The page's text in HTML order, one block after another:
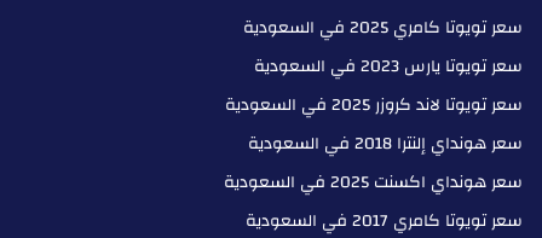
سعر تويوتا كامري 2025 في السعودية
سعر تويوتا يارس 2023 في السعودية
سعر تويوتا لاند كروزر 2025 في السعودية
سعر هونداي إلنترا 2018 في السعودية
سعر هونداي اكسنت 2025 في السعودية
سعر تويوتا كامري 2017 في السعودية